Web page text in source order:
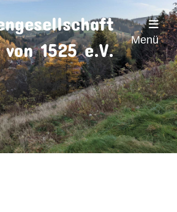
1525 e.V.
Menü